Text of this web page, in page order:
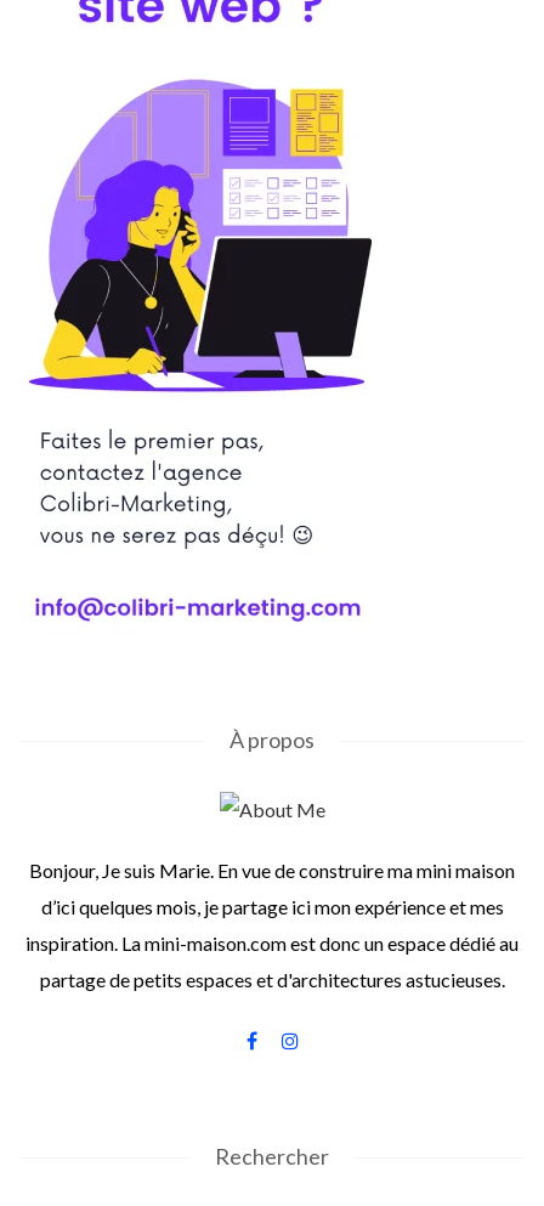
À propos
Bonjour, Je suis Marie. En vue de construire ma mini maison
d’ici quelques mois, je partage ici mon expérience et mes
inspiration. La mini-maison.com est donc un espace dédié au
partage de petits espaces et d'architectures astucieuses.
Rechercher